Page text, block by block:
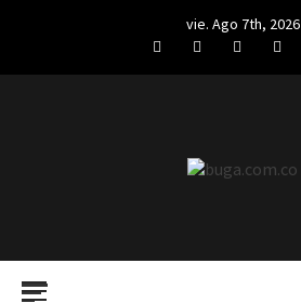
vie. Ago 7th, 2026
FacebookTwitterLinkedIn
VK